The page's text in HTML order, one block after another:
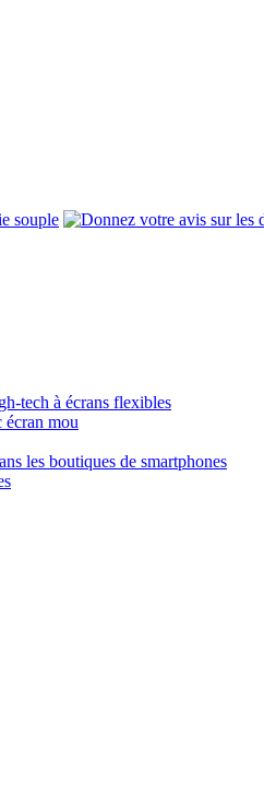
tech à écrans flexibles
écran mou
les boutiques de smartphones